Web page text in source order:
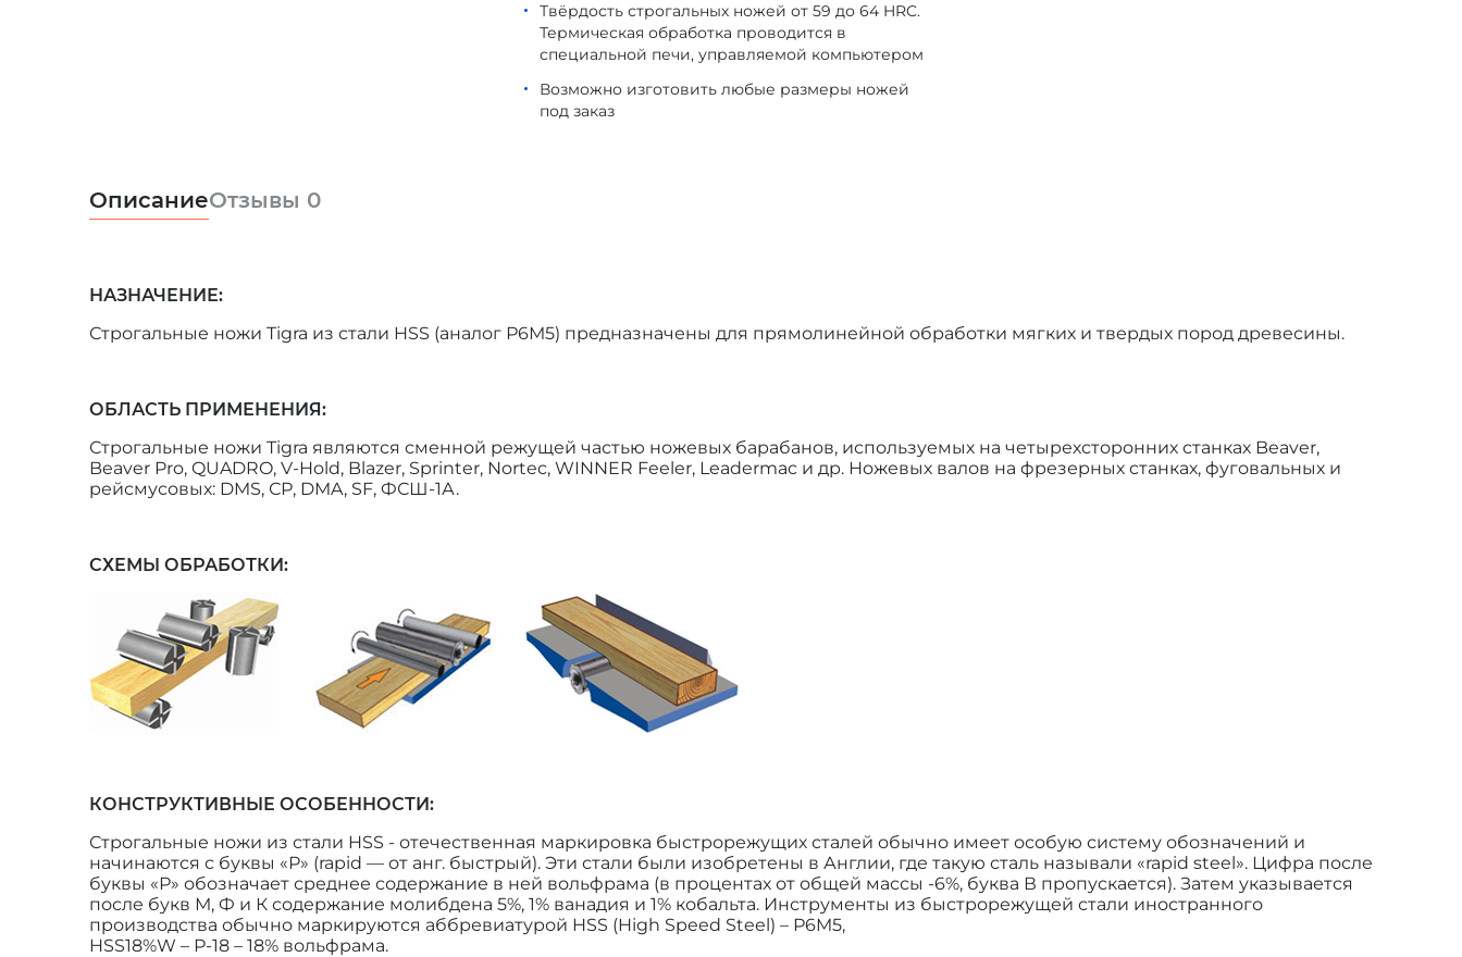
Твёрдость строгальных ножей от 59 до 64 HRC.
Термическая обработка проводится в
специальной печи, управляемой компьютером
Возможно изготовить любые размеры ножей
под заказ
ОписаниеОтзывы 0
НАЗНАЧЕНИЕ:
Строгальные ножи Tigra из стали HSS (аналог Р6М5) предназначены для прямолинейной обработки мягких и твердых пород древесины.
ОБЛАСТЬ ПРИМЕНЕНИЯ:
Строгальные ножи Tigra являются сменной режущей частью ножевых барабанов, используемых на четырехсторонних станках Beaver,
Beaver Pro, QUADRO, V-Hold, Blazer, Sprinter, Nortec, WINNER Feeler, Leadermac и др. Ножевых валов на фрезерных станках, фуговальных и
рейсмусовых: DMS, СР, DMA, SF, ФСШ-1А.
СХЕМЫ ОБРАБОТКИ:
КОНСТРУКТИВНЫЕ ОСОБЕННОСТИ:
Строгальные ножи из стали HSS - отечественная маркировка быстрорежущих сталей обычно имеет особую систему обозначений и
начинаются с буквы «Р» (rapid — от анг. быстрый). Эти стали были изобретены в Англии, где такую сталь называли «rapid steel». Цифра после
буквы «Р» обозначает среднее содержание в ней вольфрама (в процентах от общей массы -6%, буква В пропускается). Затем указывается
после букв М, Ф и К содержание молибдена 5%, 1% ванадия и 1% кобальта. Инструменты из быстрорежущей стали иностранного
производства обычно маркируются аббревиатурой HSS (High Speed Steel) – Р6M5,
HSS18%W – Р-18 – 18% вольфрама.